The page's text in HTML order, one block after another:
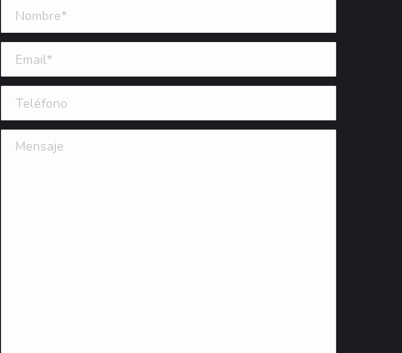
Nombre *
Email (requerido)
Teléfono
Mensaje